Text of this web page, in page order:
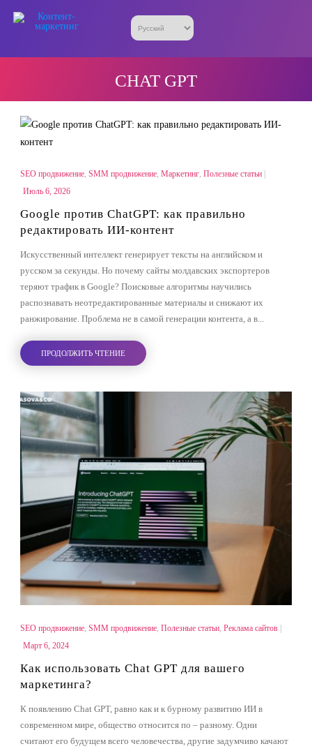
CHAT GPT
SEO продвижение, SMM продвижение, Маркетинг, Полезные статьи|
Июль 6, 2026
Google против ChatGPT: как правильно
редактировать ИИ-контент
Искусственный интеллект генерирует тексты на английском и
русском за секунды. Но почему сайты молдавских экспортеров
теряют трафик в Google? Поисковые алгоритмы научились
распознавать неотредактированные материалы и снижают их
ранжирование. Проблема не в самой генерации контента, а в...
ПРОДОЛЖИТЬ ЧТЕНИЕ
SEO продвижение, SMM продвижение, Полезные статьи, Реклама сайтов|
Март 6, 2024
Как использовать Chat GPT для вашего
маркетинга?
К появлению Chat GPT, равно как и к бурному развитию ИИ в
современном мире, общество относится по – разному. Одни
считают его будущем всего человечества, другие задумчиво качают